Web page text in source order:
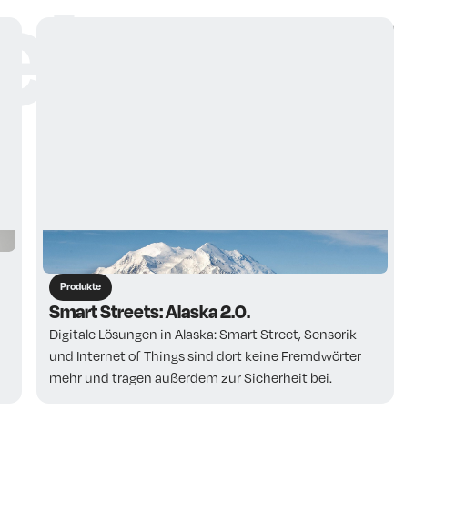
Produkte
Smart Streets: Alaska 2.0.
Digitale Lösungen in Alaska: Smart Street, Sensorik
und Internet of Things sind dort keine Fremdwörter
mehr und tragen außerdem zur Sicherheit bei.